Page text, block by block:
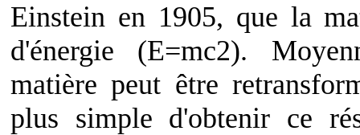
Einstein en 1905, que la
d'énergie (E=mc2).
matière peut être
plus simple d'obtenir ce